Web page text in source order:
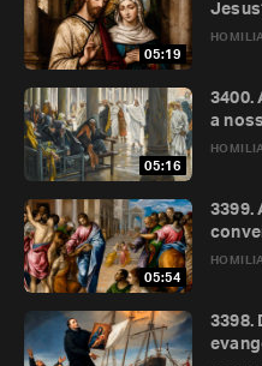
05:19
05:16
3400.
a
05:54
3399.
3398.